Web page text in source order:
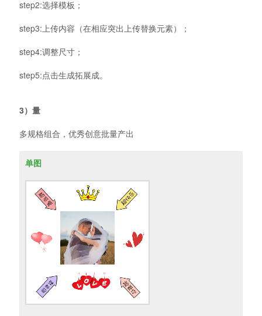
step2:选择模板；
step3:上传内容（在相应突出上传替换元素）；
step4:调整尺寸；
step5:点击生成拓展成。
3）量
多规格组合，优秀创意批量产出
单图